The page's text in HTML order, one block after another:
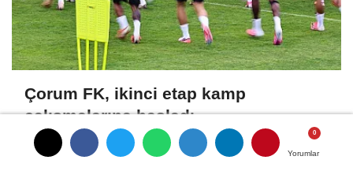
Yorumlar
Yorumlar
Çorum FK, ikinci etap kamp
çalışmalarına başladı